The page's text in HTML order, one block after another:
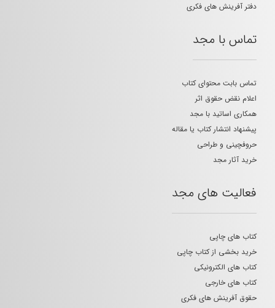
دفتر آفرینش های فکری
تماس با مجد
تماس بابت محتوای کتاب
اعلام نقض حقوق اثر
همکاری اساتید با مجد
پیشنهاد انتشار کتاب یا مقاله
حروفچینی و طراحی
خرید آثار مجد
فعالیت های مجد
کتاب های چاپی
خرید بخشی از کتاب چاپی
کتاب های الکترونیکی
کتاب های خارجی
حقوق آفرینش های فکری